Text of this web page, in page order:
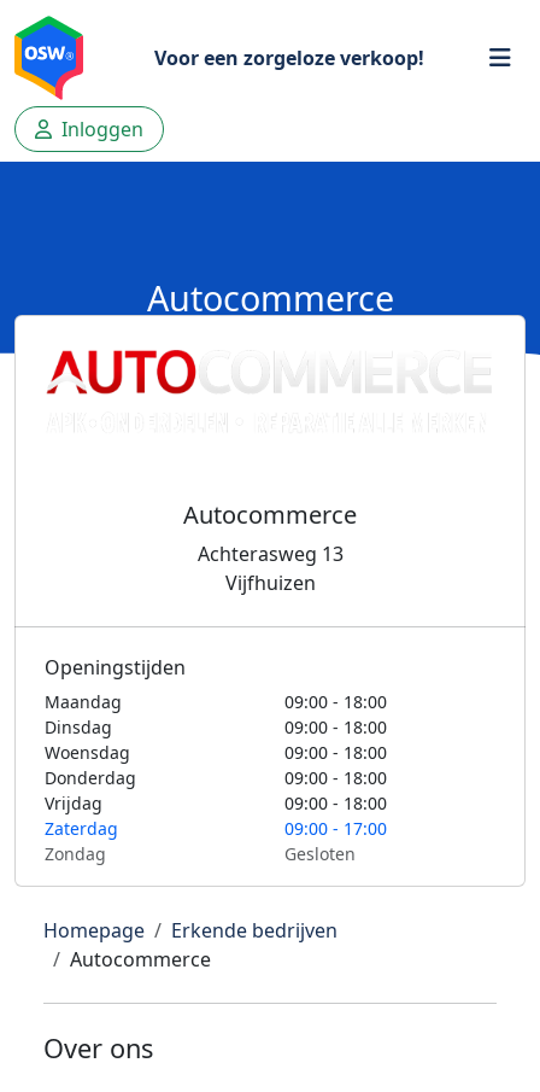
Voor een zorgeloze verkoop!
Inloggen
Autocommerce
Autocommerce
Achterasweg 13
Vijfhuizen
Openingstijden
Maandag
09:00 - 18:00
Dinsdag
09:00 - 18:00
Woensdag
09:00 - 18:00
Donderdag
09:00 - 18:00
Vrijdag
09:00 - 18:00
Zaterdag
09:00 - 17:00
Zondag
Gesloten
Homepage
Erkende bedrijven
Autocommerce
Over ons